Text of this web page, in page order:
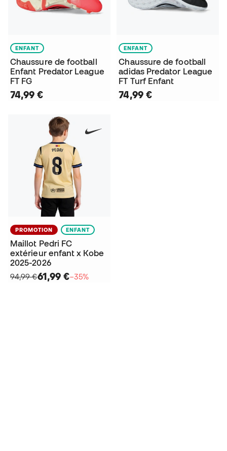
ENFANT
Chaussure de football
Enfant Predator League
FT FG
74,99 €
ENFANT
Chaussure de football
adidas Predator League
FT Turf Enfant
74,99 €
PROMOTION ENFANT
Maillot Pedri FC
extérieur enfant x Kobe
2025-2026
94,99 €61,99 €−35%